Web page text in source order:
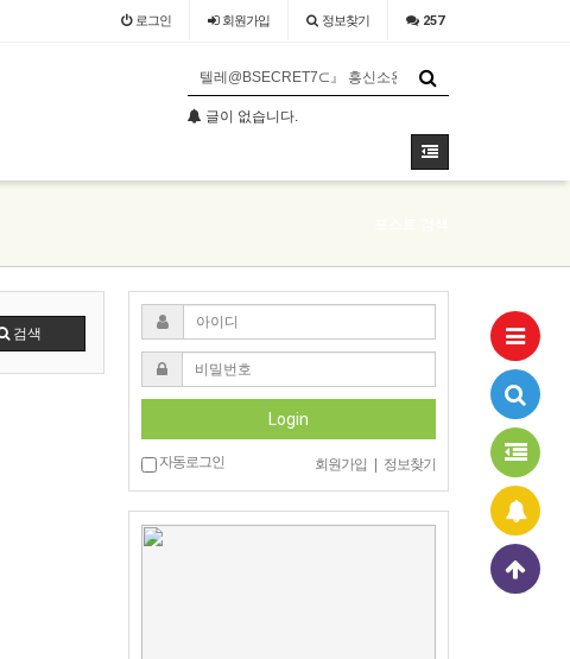
로그인 회원가입 정보찾기 257
글이 없습니다.
검색
Login
자동로그인 회원가입 정보찾기